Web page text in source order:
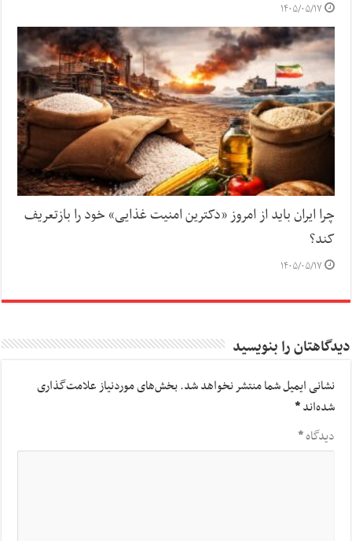
۱۴۰۵/۰۵/۱۷
چرا ایران باید از امروز «دکترین امنیت غذایی» خود را بازتعریف
کند؟
۱۴۰۵/۰۵/۱۷
دیدگاهتان را بنویسید
نشانی ایمیل شما منتشر نخواهد شد.بخش‌های موردنیاز علامت‌گذاری
شده‌اند*
دیدگاه*